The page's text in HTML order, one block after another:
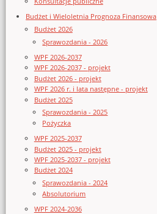
Budżet i Wieloletnia Prognoza Finansowa
Budżet 2026
Sprawozdania - 2026
WPF 2026-2037
WPF 2026-2037 - projekt
Budżet 2026 - projekt
WPF 2026 r. i lata następne - projekt
Budżet 2025
Sprawozdania - 2025
Pożyczka
WPF 2025-2037
Budżet 2025 - projekt
WPF 2025-2037 - projekt
Budżet 2024
Sprawozdania - 2024
Absolutorium
WPF 2024-2036